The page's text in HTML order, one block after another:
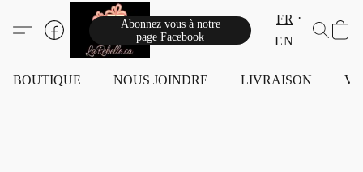
Abonnez vous à notre
page Facebook
FR
EN
BOUTIQUE NOUS JOINDRE LIVRAISON